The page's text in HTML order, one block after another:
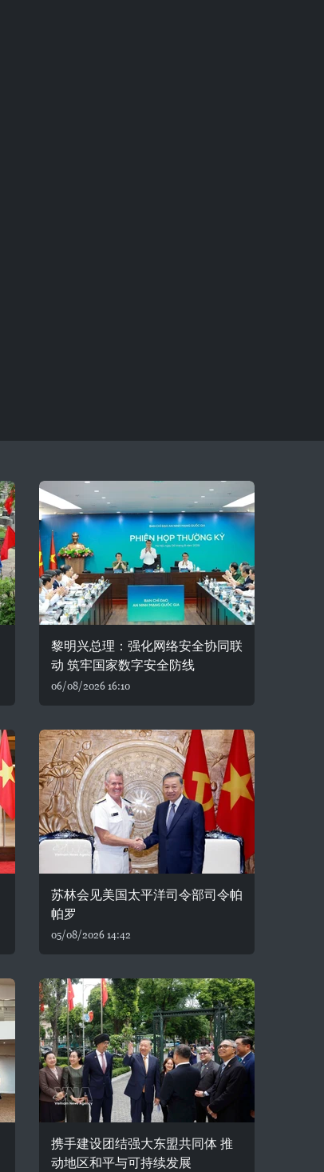
黎明兴总理：强化网络安全协同联
动 筑牢国家数字安全防线
06/08/2026 16:10
苏林会见美国太平洋司令部司令帕
帕罗
05/08/2026 14:42
携手建设团结强大东盟共同体 推
动地区和平与可持续发展